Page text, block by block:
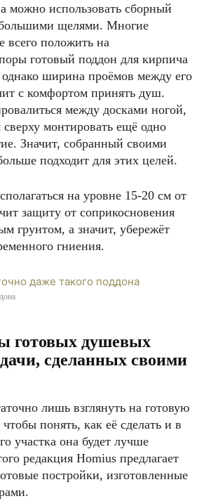
можно использовать сборный
щелями. Многие
всего положить на
готовый поддон для кирпича
ширина проёмов между его
с комфортом принять душ.
между досками ногой,
сверху монтировать ещё одно
Значит, собранный своими
подходит для этих целей.
на уровне 15-20 см от
защиту от соприкосновения
грунтом, а значит, убережёт
гниения.
готовых душевых
сделанных своими
лишь взглянуть на готовую
понять, как её сделать и в
участка она будет лучше
редакция Homius предлагает
постройки, изготовленные